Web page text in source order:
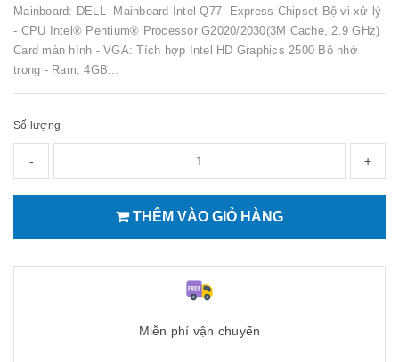
Mainboard: DELL Mainboard Intel Q77 Express Chipset Bộ vi xử lý
- CPU Intel® Pentium® Processor G2020/2030(3M Cache, 2.9 GHz)
Card màn hình - VGA: Tích hợp Intel HD Graphics 2500 Bộ nhớ
trong - Ram: 4GB...
Số lượng
- +
THÊM VÀO GIỎ HÀNG
Miễn phí vận chuyển